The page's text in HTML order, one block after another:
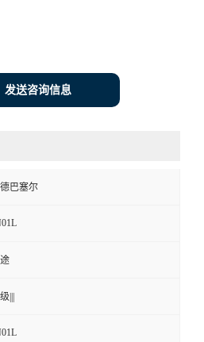
发送咨询信息
巴塞尔
|||